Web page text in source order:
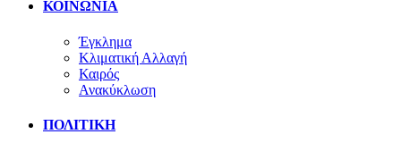
ΚΟΙΝΩΝΙΑ
Έγκλημα
Κλιματική Αλλαγή
Καιρός
Ανακύκλωση
ΠΟΛΙΤΙΚΗ